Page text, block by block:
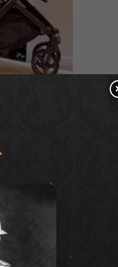
เมื่อวันที่ 9 สิงหาคม
ารเปิดตัว
เผยโฉมรถเข็นรุ่น
อรุ่นยอดนิยมอย่าง
ที่ง่ายดายในมือเดียว
บเกียรติจากผู้
คุณอิสรีย์ ชินสวนา
กลุ่มห้างสรรพ